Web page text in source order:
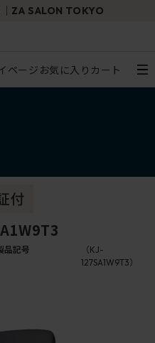
ZA SALON TOKYO
ページ お気に入り カート
品記号
（KJ-
127SA1W9T3）